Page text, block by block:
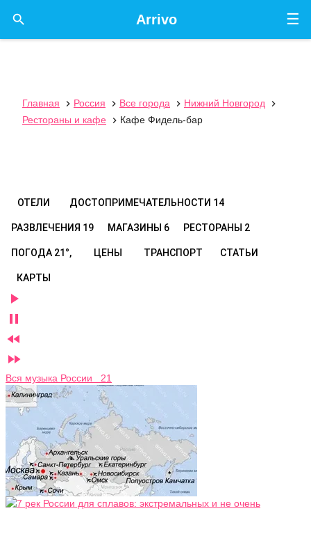
☰
Arrivo

Главная  Россия  Все города  Нижний Новгород

Рестораны и кафе
 Кафе Фидель-бар
ОТЕЛИ ДОСТОПРИМЕЧАТЕЛЬНОСТИ 14
РАЗВЛЕЧЕНИЯ 19 МАГАЗИНЫ 6 РЕСТОРАНЫ 2
ПОГОДА 21°, ЦЕНЫ ТРАНСПОРТ СТАТЬИ
КАРТЫ




Вся музыка России 21